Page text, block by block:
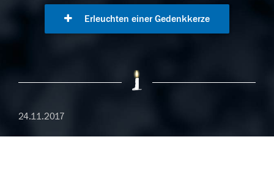
Erleuchten einer Gedenkkerze
24.11.2017